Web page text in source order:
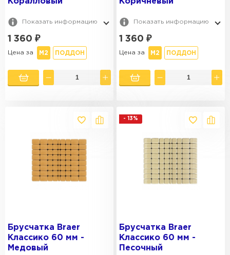
ПОКАЗАТЬ ВСЕ
Показать информацию
1 360 ₽
Цена за М2 ПОДДОН
Показать информацию
1 360 ₽
Цена за М2 ПОДДОН
Брусчатка Braer
Классико 60 мм -
Медовый
- 13%
Брусчатка Braer
Классико 60 мм -
Песочный